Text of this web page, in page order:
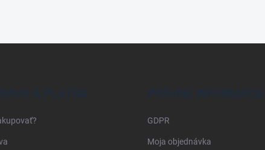
A PLATBA PRÁVNE INFORMÁCIE
GDPR
Moja objednávka